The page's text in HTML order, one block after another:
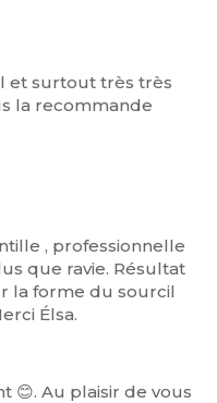
et surtout très très
la recommande
, professionnelle
que ravie. Résultat
la forme du sourcil
Élsa.
😊. Au plaisir de vous